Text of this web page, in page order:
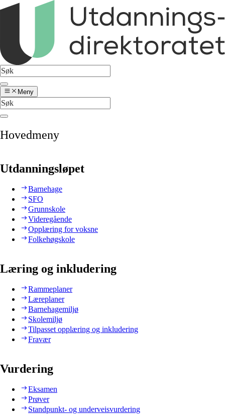
Meny
Hovedmeny
Utdanningsløpet
Barnehage
SFO
Grunnskole
Videregående
Opplæring for voksne
Folkehøgskole
Læring og inkludering
Rammeplaner
Læreplaner
Barnehagemiljø
Skolemiljø
Tilpasset opplæring og inkludering
Fravær
Vurdering
Eksamen
Prøver
Standpunkt- og underveisvurdering